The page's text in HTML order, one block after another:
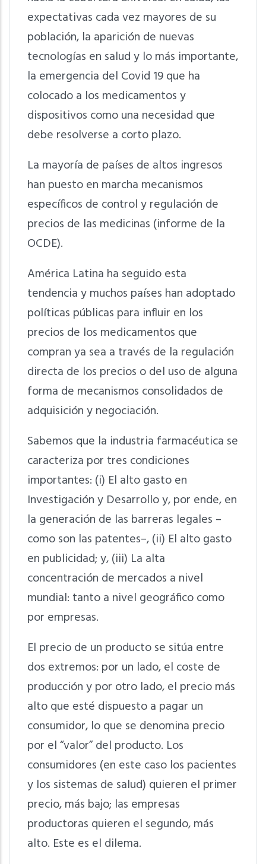
expectativas cada vez mayores de su
población, la aparición de nuevas
tecnologías en salud y lo más importante,
la emergencia del Covid 19 que ha
colocado a los medicamentos y
dispositivos como una necesidad que
debe resolverse a corto plazo.
La mayoría de países de altos ingresos
han puesto en marcha mecanismos
específicos de control y regulación de
precios de las medicinas (informe de la
OCDE).
América Latina ha seguido esta
tendencia y muchos países han adoptado
políticas públicas para influir en los
precios de los medicamentos que
compran ya sea a través de la regulación
directa de los precios o del uso de alguna
forma de mecanismos consolidados de
adquisición y negociación.
Sabemos que la industria farmacéutica se
caracteriza por tres condiciones
importantes: (i) El alto gasto en
Investigación y Desarrollo y, por ende, en
la generación de las barreras legales –
como son las patentes–, (ii) El alto gasto
en publicidad; y, (iii) La alta
concentración de mercados a nivel
mundial: tanto a nivel geográfico como
por empresas.
El precio de un producto se sitúa entre
dos extremos: por un lado, el coste de
producción y por otro lado, el precio más
alto que esté dispuesto a pagar un
consumidor, lo que se denomina precio
por el “valor” del producto. Los
consumidores (en este caso los pacientes
y los sistemas de salud) quieren el primer
precio, más bajo; las empresas
productoras quieren el segundo, más
alto. Este es el dilema.